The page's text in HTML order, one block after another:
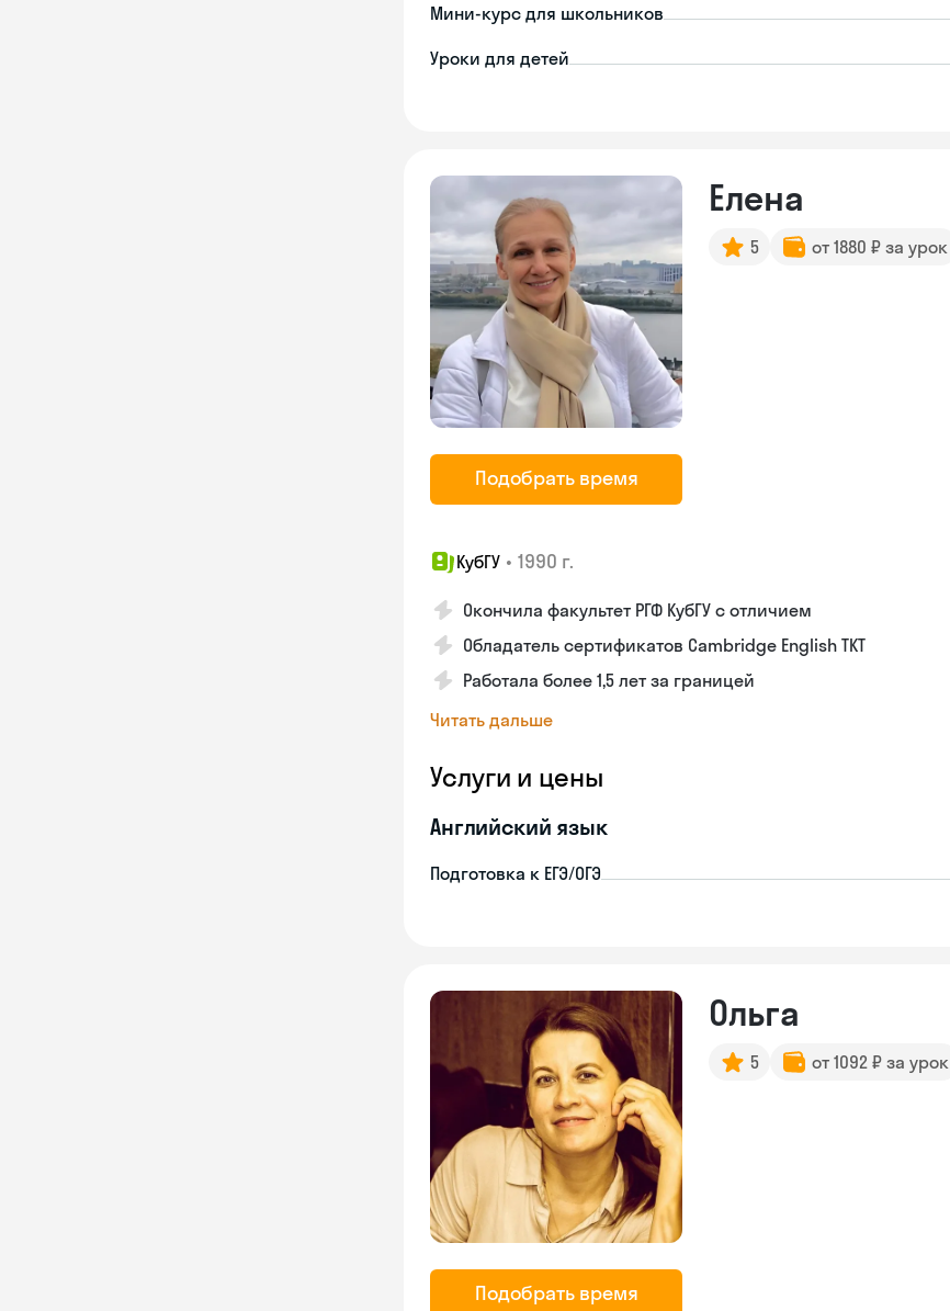
Мини-курс для школьников
Уроки для детей
Подобрать время
Елена
5 от 1880 ₽ за урок
КубГУ • 1990 г.
Окончила факультет РГФ КубГУ с отличием
Обладатель сертификатов Cambridge English TKT
Работала более 1,5 лет за границей
Читать дальше
Услуги и цены
Английский язык
Подготовка к ЕГЭ/ОГЭ
Подобрать время
Ольга
5 от 1092 ₽ за урок